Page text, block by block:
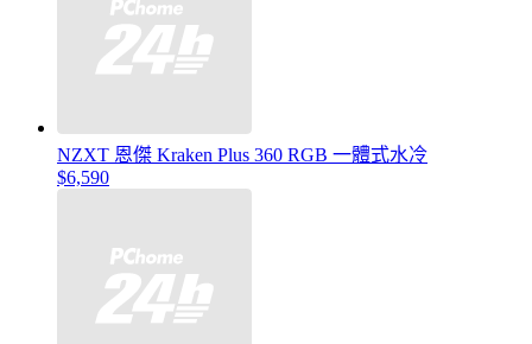
NZXT 恩傑 Kraken Plus 360 RGB 一體式水冷
$6,590